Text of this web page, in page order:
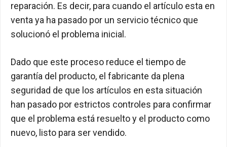
reparación. Es decir, para cuando el artículo esta en
venta ya ha pasado por un servicio técnico que
solucionó el problema inicial.
Dado que este proceso reduce el tiempo de
garantía del producto, el fabricante da plena
seguridad de que los artículos en esta situación
han pasado por estrictos controles para confirmar
que el problema está resuelto y el producto como
nuevo, listo para ser vendido.